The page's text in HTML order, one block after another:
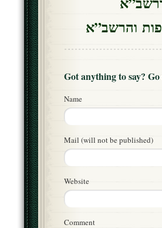
Got anything to say?
Name
Mail (will not be published)
Website
Comment